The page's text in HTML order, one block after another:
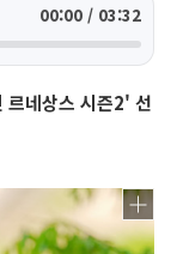
00:00 / 03:32
르네상스 시즌2' 선